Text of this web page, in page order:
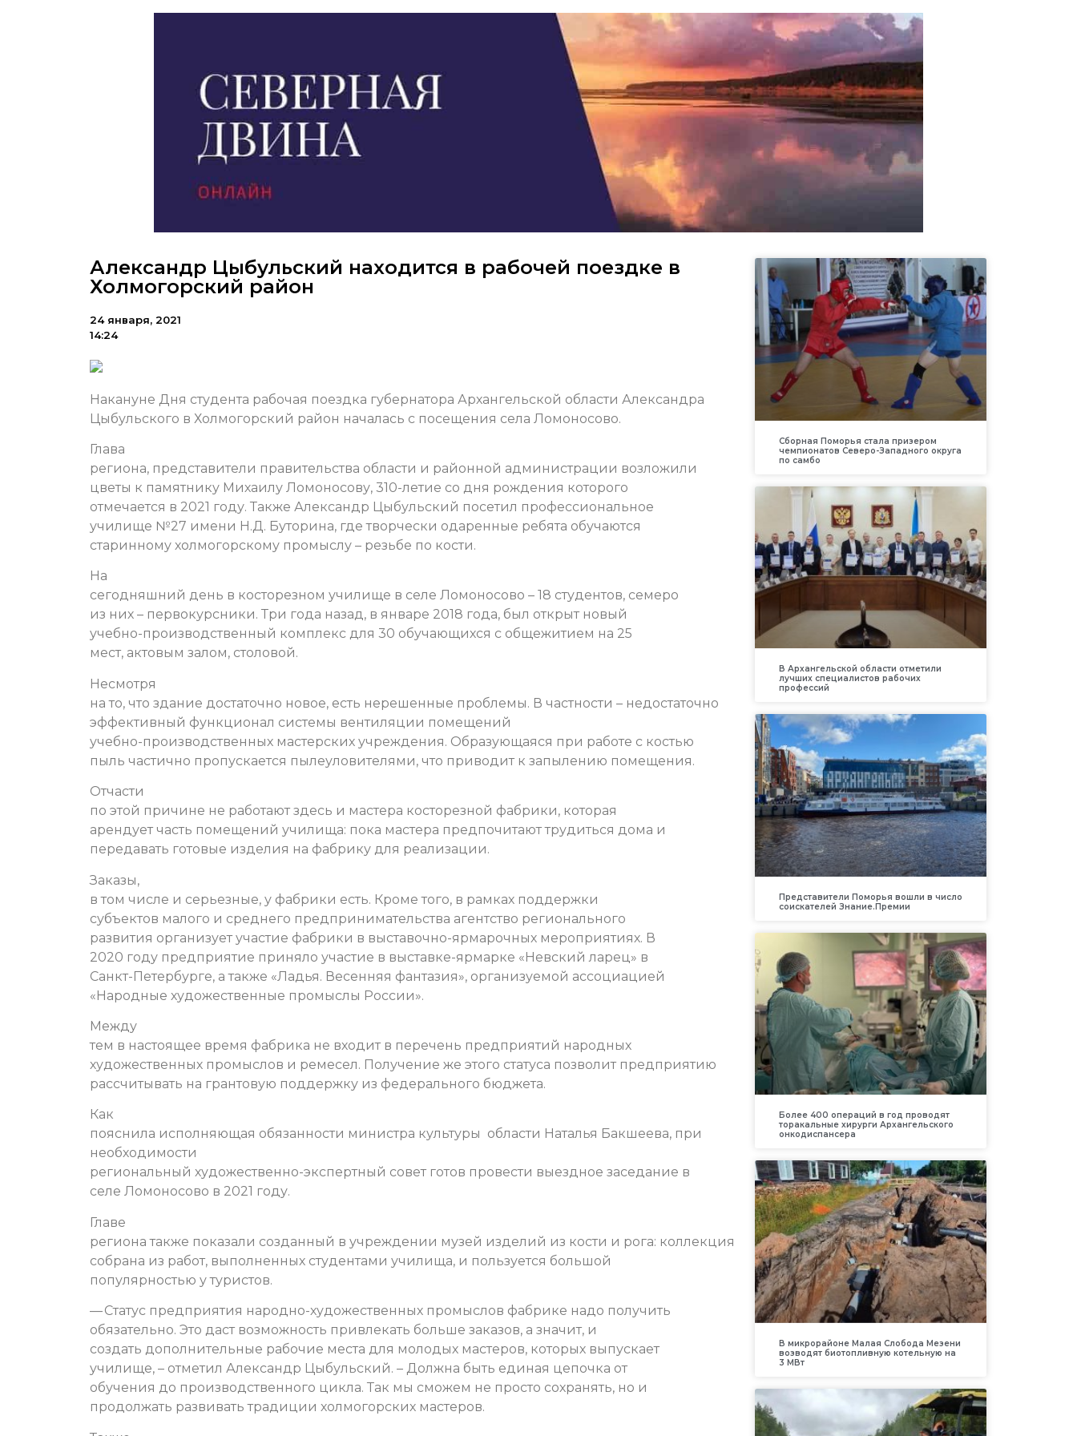
Александр Цыбульский находится в рабочей поездке в
Холмогорский район
24 января, 2021
14:24
Накануне Дня студента рабочая поездка губернатора Архангельской области Александра
Цыбульского в Холмогорский район началась с посещения села Ломоносово.
Глава
региона, представители правительства области и районной администрации возложили
цветы к памятнику Михаилу Ломоносову, 310-летие со дня рождения которого
отмечается в 2021 году. Также Александр Цыбульский посетил профессиональное
училище №27 имени Н.Д. Буторина, где творчески одаренные ребята обучаются
старинному холмогорскому промыслу – резьбе по кости.
На
сегодняшний день в косторезном училище в селе Ломоносово – 18 студентов, семеро
из них – первокурсники. Три года назад, в январе 2018 года, был открыт новый
учебно-производственный комплекс для 30 обучающихся с общежитием на 25
мест, актовым залом, столовой.
Несмотря
на то, что здание достаточно новое, есть нерешенные проблемы. В частности – недостаточно
эффективный функционал системы вентиляции помещений
учебно-производственных мастерских учреждения. Образующаяся при работе с костью
пыль частично пропускается пылеуловителями, что приводит к запылению помещения.
Отчасти
по этой причине не работают здесь и мастера косторезной фабрики, которая
арендует часть помещений училища: пока мастера предпочитают трудиться дома и
передавать готовые изделия на фабрику для реализации.
Заказы,
в том числе и серьезные, у фабрики есть. Кроме того, в рамках поддержки
субъектов малого и среднего предпринимательства агентство регионального
развития организует участие фабрики в выставочно-ярмарочных мероприятиях. В
2020 году предприятие приняло участие в выставке-ярмарке «Невский ларец» в
Санкт-Петербурге, а также «Ладья. Весенняя фантазия», организуемой ассоциацией
«Народные художественные промыслы России».
Между
тем в настоящее время фабрика не входит в перечень предприятий народных
художественных промыслов и ремесел. Получение же этого статуса позволит предприятию
рассчитывать на грантовую поддержку из федерального бюджета.
Как
пояснила исполняющая обязанности министра культуры области Наталья Бакшеева, при
необходимости
региональный художественно-экспертный совет готов провести выездное заседание в
селе Ломоносово в 2021 году.
Главе
региона также показали созданный в учреждении музей изделий из кости и рога: коллекция
собрана из работ, выполненных студентами училища, и пользуется большой
популярностью у туристов.
— Статус предприятия народно-художественных промыслов фабрике надо получить
обязательно. Это даст возможность привлекать больше заказов, а значит, и
создать дополнительные рабочие места для молодых мастеров, которых выпускает
училище, – отметил Александр Цыбульский. – Должна быть единая цепочка от
обучения до производственного цикла. Так мы сможем не просто сохранять, но и
продолжать развивать традиции холмогорских мастеров.
Сборная Поморья стала призером
чемпионатов Северо-Западного округа
по самбо
В Архангельской области отметили
лучших специалистов рабочих
профессий
Представители Поморья вошли в число
соискателей Знание.Премии
Более 400 операций в год проводят
торакальные хирурги Архангельского
онкодиспансера
В микрорайоне Малая Слобода Мезени
возводят биотопливную котельную на
3 МВт